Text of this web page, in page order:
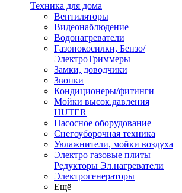
Техника для дома
Вентиляторы
Видеонаблюдение
Водонагреватели
Газонокосилки, Бензо/
ЭлектроТриммеры
Замки, доводчики
Звонки
Кондиционеры/фитинги
Мойки высок.давления
HUTER
Насосное оборудование
Снегоуборочная техника
Увлажнители, мойки воздуха
Электро газовые плиты
Редукторы Эл.нагреватели
Электрогенераторы
Ещё